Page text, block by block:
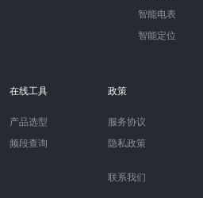
智能电表
智能定位
在线工具
产品选型
频段查询
政策
服务协议
隐私政策
联系我们